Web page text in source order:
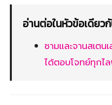
อ่านต่อในหัวข้อเดียว
ชามและจานสเตน
ได้ตอบโจทย์ทุกไ